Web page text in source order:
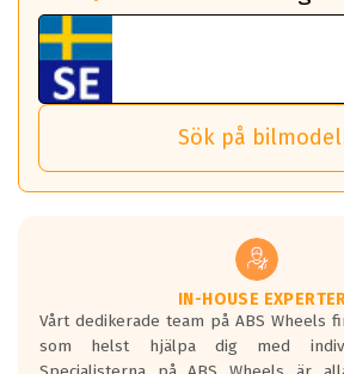
ABS 360 gör det möjligt för dig att ta
nästa bil.
Det sparar dig tid och pengar.
*PCD står för pitch circle diameter /
Tillbehören är av högsta kvalitet och är
ABS Wheels fälgar.
Viktigt att Bult respektive mutter är av
Genom att du anger ditt
och garantera att tillbehören passar
vid åtdragning av hjulbultarna.
fordon. Detta sker automatiskt och är
behöver tänka på.
Sensorn sitter inne i hjulet och
och temperatur till din
TPMS gör det enkelt att ha koll på att
tryck. Skulle du tappa tryck i något
om detta.
helt kort att du som förare alltid ska
Samtliga ABS Wheels fälgar är
sensorer.
Sök på
IN-HOUSE
Vårt dedikerade team på ABS Wheels
som helst hjälpa dig med